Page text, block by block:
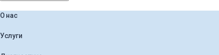
О нас
Услуги